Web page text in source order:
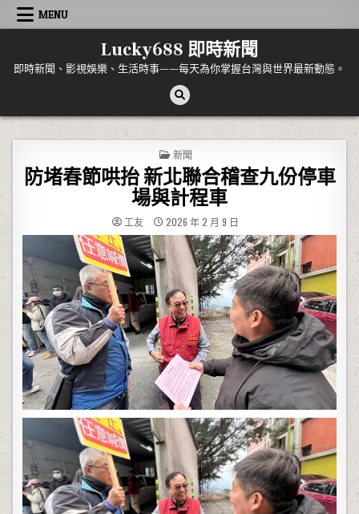
Skip to content
MENU
Lucky688 即時新聞
即時新聞、影視娛樂、生活時事——每天為你掌握台灣與世界最新動態。
POSTED IN
新聞
防堵春節哄抬 新北聯合稽查九份停車
場與計程車
工友 2026 年 2 月 9 日